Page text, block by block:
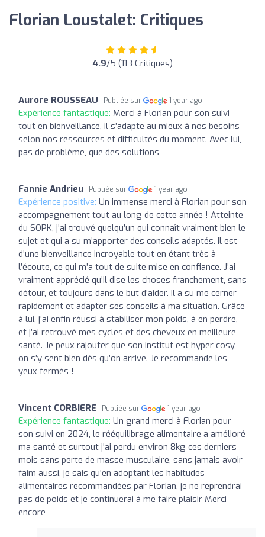
Florian Loustalet: Critiques
4.9/5 (113 Critiques)
Aurore ROUSSEAU Publiée sur 1 year ago
Expérience fantastique: Merci à Florian pour son suivi
tout en bienveillance, il s’adapte au mieux à nos besoins
selon nos ressources et difficultés du moment. Avec lui,
pas de problème, que des solutions
Fannie Andrieu Publiée sur 1 year ago
Expérience positive: Un immense merci à Florian pour son
accompagnement tout au long de cette année ! Atteinte
du SOPK, j’ai trouvé quelqu’un qui connaît vraiment bien le
sujet et qui a su m’apporter des conseils adaptés. Il est
d’une bienveillance incroyable tout en étant très à
l’écoute, ce qui m’a tout de suite mise en confiance. J’ai
vraiment apprécié qu’il dise les choses franchement, sans
détour, et toujours dans le but d’aider. Il a su me cerner
rapidement et adapter ses conseils à ma situation. Grâce
à lui, j’ai enfin réussi à stabiliser mon poids, à en perdre,
et j’ai retrouvé mes cycles et des cheveux en meilleure
santé. Je peux rajouter que son institut est hyper cosy,
on s’y sent bien dès qu’on arrive. Je recommande les
yeux fermés !
Vincent CORBIERE Publiée sur 1 year ago
Expérience fantastique: Un grand merci à Florian pour
son suivi en 2024, le rééquilibrage alimentaire a amélioré
ma santé et surtout j'ai perdu environ 8kg ces derniers
mois sans perte de masse musculaire, sans jamais avoir
faim aussi, je sais qu'en adoptant les habitudes
alimentaires recommandées par Florian, je ne reprendrai
pas de poids et je continuerai à me faire plaisir Merci
encore